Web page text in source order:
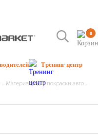
0
Тренинг центр
Материалы для покраски авто